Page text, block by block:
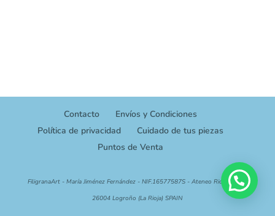
Contacto
Envíos y Condiciones
Política de privacidad
Cuidado de tus piezas
Puntos de Venta
FiligranaArt - María Jiménez Fernández - NIF.16577587S - Ateneo Riojano,14 -
26004 Logroño (La Rioja) SPAIN